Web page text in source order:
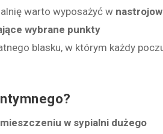
warto wyposażyć w
wybrane punkty
blasku, w którym każdy
w sypialni dużego